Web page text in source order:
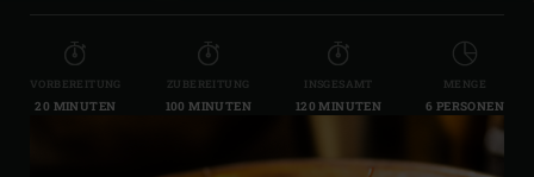
VORBEREITUNG
20 MINUTEN
ZUBEREITUNG
100 MINUTEN
INSGESAMT
120 MINUTEN
MENGE
6 PERSONEN